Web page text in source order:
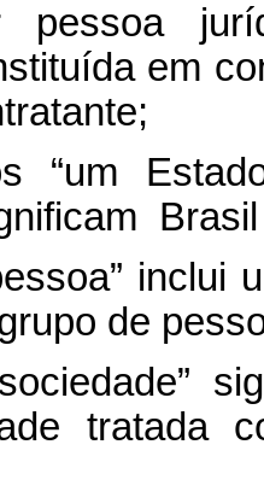
pessoa
em
“um
inclui
de
tratada